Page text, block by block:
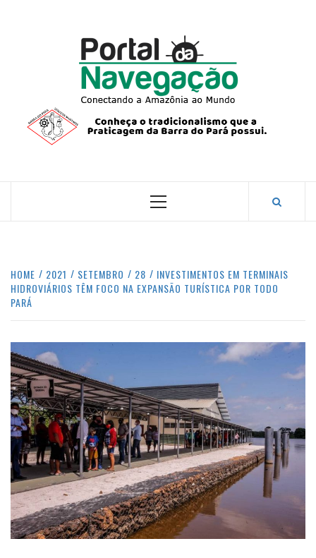
CONECTANDO A AMAZÔNIA COM O MUNDO.
Primary
HOME 2021 SETEMBRO 28
INVESTIMENTOS EM TERMINAIS
HIDROVIÁRIOS TÊM FOCO NA EXPANSÃO TURÍSTICA POR TODO
PARÁ